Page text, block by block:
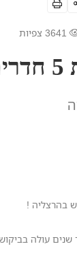
3641 צפיות
בהרצליה !
עולה